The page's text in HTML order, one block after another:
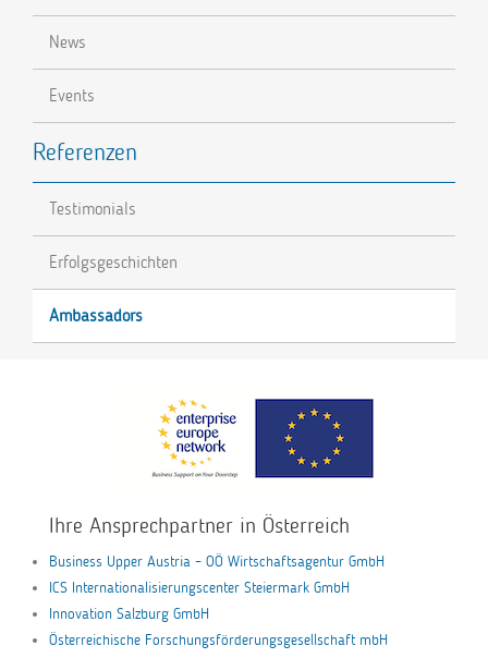
News
Events
Referenzen
Testimonials
Erfolgsgeschichten
Ambassadors
Ihre Ansprechpartner in Österreich
Business Upper Austria – OÖ Wirtschaftsagentur GmbH
ICS Internationalisierungscenter Steiermark GmbH
Innovation Salzburg GmbH
Österreichische Forschungsförderungsgesellschaft mbH